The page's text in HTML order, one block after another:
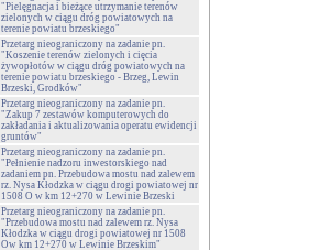
"Pielęgnacja i bieżące utrzymanie terenów
zielonych w ciągu dróg powiatowych na
terenie powiatu brzeskiego"
Przetarg nieograniczony na zadanie pn.
"Koszenie terenów zielonych i cięcia
żywopłotów w ciągu dróg powiatowych na
terenie powiatu brzeskiego - Brzeg, Lewin
Brzeski, Grodków"
Przetarg nieograniczony na zadanie pn.
"Zakup 7 zestawów komputerowych do
zakładania i aktualizowania operatu ewidencji
gruntów"
Przetarg nieograniczony na zadanie pn.
"Pełnienie nadzoru inwestorskiego nad
zadaniem pn. Przebudowa mostu nad zalewem
rz. Nysa Kłodzka w ciągu drogi powiatowej nr
1508 O w km 12+270 w Lewinie Brzeski
Przetarg nieograniczony na zadanie pn.
"Przebudowa mostu nad zalewem rz. Nysa
Kłodzka w ciągu drogi powiatowej nr 1508
Ow km 12+270 w Lewinie Brzeskim"